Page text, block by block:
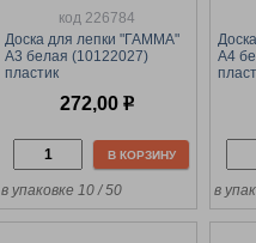
код 226784
Доска для лепки "ГАММА"
А3 белая (10122027)
пластик
272,00 р
В КОРЗИНУ
в упаковке 10 / 50
А4
в